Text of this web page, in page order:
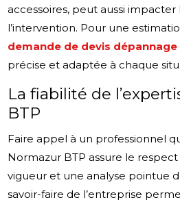
accessoires, peut aussi
l’intervention. Pour une
demande de devis dépannage
précise et adaptée à chaque
La fiabilité de
BTP
Faire appel à un professionnel
Normazur BTP assure le
vigueur et une analyse pointue
savoir-faire de l’entreprise